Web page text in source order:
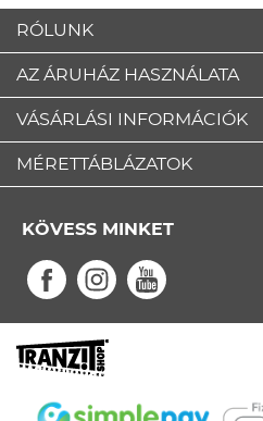
RÓLUNK
AZ ÁRUHÁZ HASZNÁLATA
VÁSÁRLÁSI INFORMÁCIÓK
MÉRETTÁBLÁZATOK
KÖVESS MINKET